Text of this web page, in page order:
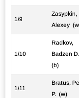
1/9
Zasypkin,
Alexey
1/10
Radkov,
Badzen D.
(b)
1/11
Bratus,
P. (w)